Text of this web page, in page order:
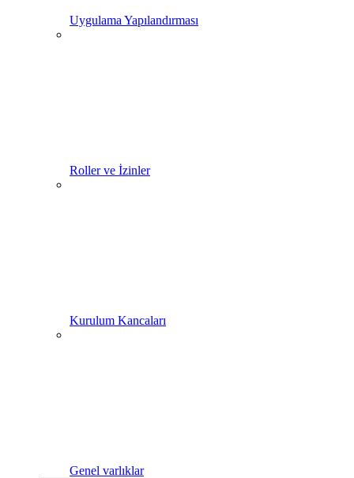
Uygulama Yapılandırması
Roller ve İzinler
Kurulum Kancaları
Genel varlıklar